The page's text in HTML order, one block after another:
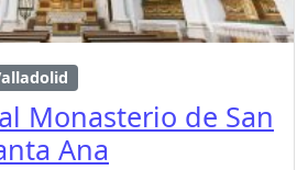
Monasterio de San
Ana